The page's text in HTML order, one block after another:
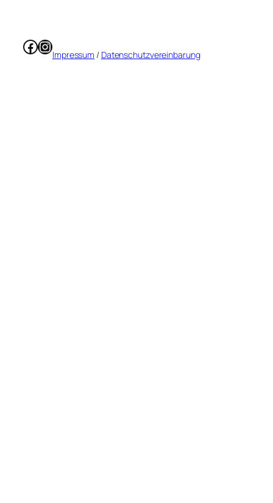
Facebook
Instagram
Impressum / Datenschutzvereinbarung